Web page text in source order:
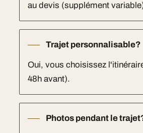
au devis (supplément
Trajet personnalisable?
Oui, vous choisissez
48h avant).
Photos pendant le